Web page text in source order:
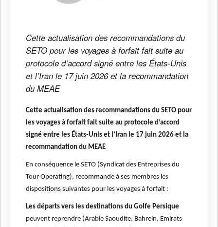
Cette actualisation des recommandations du
SETO pour les voyages à forfait fait suite au
protocole d’accord signé entre les États-Unis
et l’Iran le 17 juin 2026 et la recommandation
du MEAE
Cette actualisation des recommandations du SETO pour
les voyages à forfait fait suite au protocole d’accord
signé entre les États-Unis et l’Iran le 17 juin 2026 et la
recommandation du MEAE
En conséquence le SETO (Syndicat des Entreprises du
Tour Operating), recommande à ses membres les
dispositions suivantes pour les voyages à forfait :
Les départs vers les destinations du Golfe Persique
peuvent reprendre (Arabie Saoudite, Bahrein, Emirats